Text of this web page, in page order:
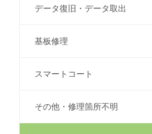
データ復旧・データ取出
基板修理
スマートコート
その他・修理箇所不明